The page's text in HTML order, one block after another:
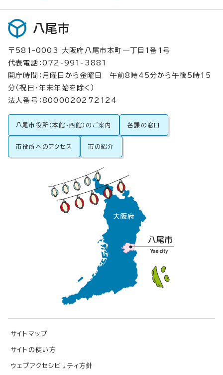
八尾市
〒581-0003 大阪府八尾市本町一丁目1番1号
代表電話：072-991-3881
開庁時間：月曜日から金曜日 午前8時45分から午後5時15
分（祝日・年末年始を除く）
法人番号：8000020272124
八尾市役所（本館・西館）のご案内 各課の窓口
市役所へのアクセス 市の紹介
サイトマップ
サイトの使い方
ウェブアクセシビリティ方針